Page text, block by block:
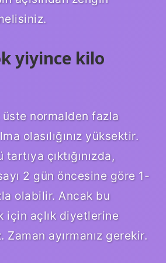
yiyince kilo
normalden fazla
olasılığınız yüksektir.
çıktığınızda,
2 gün öncesine göre 1-
olabilir. Ancak bu
için açlık diyetlerine
ayırmanız gerekir.